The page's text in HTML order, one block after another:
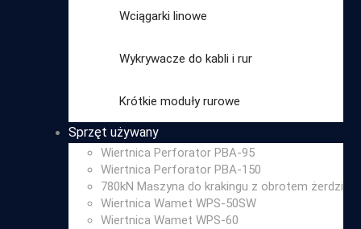
Wciągarki linowe
Wykrywacze do kabli i rur
Krótkie moduły rurowe
kategorię
Sprzęt używany
Wiertnica Perforator PBA-95
Wiertnica Perforator PBA-150
780kN Maszyna do krakingu z obrotem żerdzi
Wiertnica Wamet WPS-50SW
Wiertnica Wamet WPS-60